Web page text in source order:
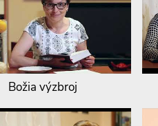
Božia výzbroj